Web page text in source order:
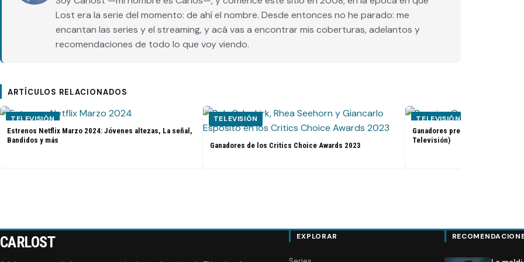
Lost era la serie del momento: de ahí el nombre. Desde entonces no he parado: me
encantan las series y el streaming, y acá vas a encontrar mis coberturas, adelantos y
recomendaciones de todo lo que voy viendo.
ARTÍCULOS RELACIONADOS
TELEVISIÓN
Estrenos Netflix Marzo 2024: Jóvenes altezas, La señal,
Bandidos y más
TELEVISIÓN
Ganadores de los Critics Choice Awards 2023
TELEVISIÓN
Ganadores premios Golden
Televisión)
CARLOST EXPLORAR